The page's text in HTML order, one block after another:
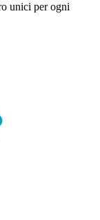
unici per ogni